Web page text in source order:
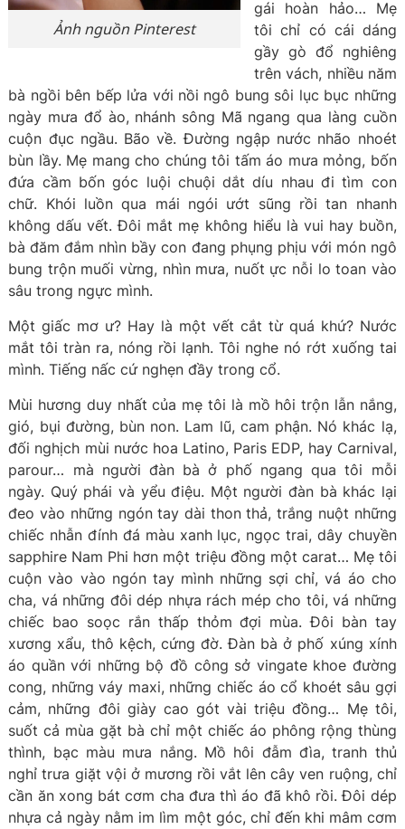
Ảnh nguồn Pinterest
gái hoàn hảo… Mẹ
tôi chỉ có cái dáng
gầy gò đổ nghiêng
trên vách, nhiều năm
bà ngồi bên bếp lửa với nồi ngô bung sôi lục bục những
ngày mưa đổ ào, nhánh sông Mã ngang qua làng cuồn
cuộn đục ngầu. Bão về. Đường ngập nước nhão nhoét
bùn lầy. Mẹ mang cho chúng tôi tấm áo mưa mỏng, bốn
đứa cầm bốn góc luội chuội dắt díu nhau đi tìm con
chữ. Khói luồn qua mái ngói ướt sũng rồi tan nhanh
không dấu vết. Đôi mắt mẹ không hiểu là vui hay buồn,
bà đăm đắm nhìn bầy con đang phụng phịu với món ngô
bung trộn muối vừng, nhìn mưa, nuốt ực nỗi lo toan vào
sâu trong ngực mình.
Một giấc mơ ư? Hay là một vết cắt từ quá khứ? Nước
mắt tôi tràn ra, nóng rồi lạnh. Tôi nghe nó rớt xuống tai
mình. Tiếng nấc cứ nghẹn đầy trong cổ.
Mùi hương duy nhất của mẹ tôi là mồ hôi trộn lẫn nắng,
gió, bụi đường, bùn non. Lam lũ, cam phận. Nó khác lạ,
đối nghịch mùi nước hoa Latino, Paris EDP, hay Carnival,
parour… mà người đàn bà ở phố ngang qua tôi mỗi
ngày. Quý phái và yểu điệu. Một người đàn bà khác lại
đeo vào những ngón tay dài thon thả, trắng nuột những
chiếc nhẫn đính đá màu xanh lục, ngọc trai, dây chuyền
sapphire Nam Phi hơn một triệu đồng một carat… Mẹ tôi
cuộn vào vào ngón tay mình những sợi chỉ, vá áo cho
cha, vá những đôi dép nhựa rách mép cho tôi, vá những
chiếc bao soọc rắn thấp thỏm đợi mùa. Đôi bàn tay
xương xẩu, thô kệch, cứng đờ. Đàn bà ở phố xúng xính
áo quần với những bộ đồ công sở vingate khoe đường
cong, những váy maxi, những chiếc áo cổ khoét sâu gợi
cảm, những đôi giày cao gót vài triệu đồng… Mẹ tôi,
suốt cả mùa gặt bà chỉ một chiếc áo phông rộng thùng
thình, bạc màu mưa nắng. Mồ hôi đẫm đìa, tranh thủ
nghỉ trưa giặt vội ở mương rồi vắt lên cây ven ruộng, chỉ
cần ăn xong bát cơm cha đưa thì áo đã khô rồi. Đôi dép
nhựa cả ngày nằm im lìm một góc, chỉ đến khi mâm cơm